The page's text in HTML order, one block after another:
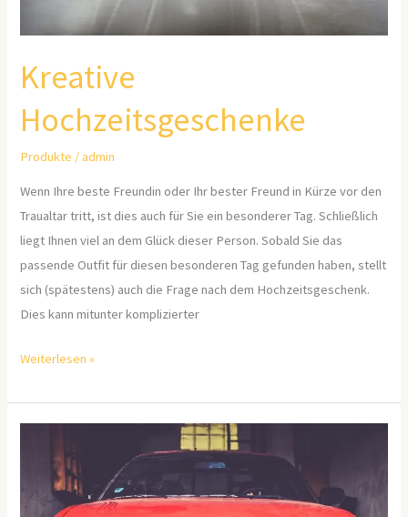
Kreative
Hochzeitsgeschenke
Produkte /admin
Wenn Ihre beste Freundin oder Ihr bester Freund in Kürze vor den
Traualtar tritt, ist dies auch für Sie ein besonderer Tag. Schließlich
liegt Ihnen viel an dem Glück dieser Person. Sobald Sie das
passende Outfit für diesen besonderen Tag gefunden haben, stellt
sich (spätestens) auch die Frage nach dem Hochzeitsgeschenk.
Dies kann mitunter komplizierter
Weiterlesen »
Dokumentation
Unfallschäden